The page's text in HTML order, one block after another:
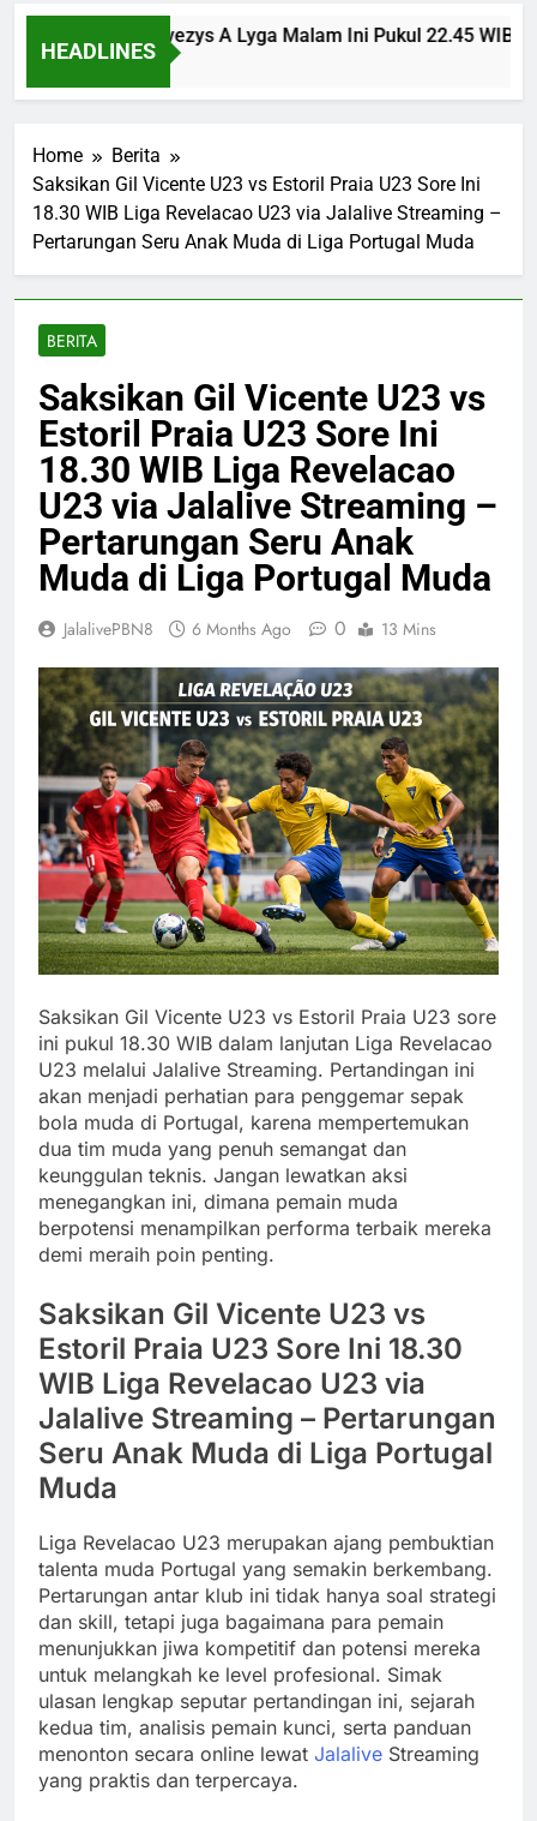
HEADLINES
vs Panevezys A Lyga Malam Ini Pukul 22.45 WIB
Home
Berita
Saksikan Gil Vicente U23 vs Estoril Praia U23 Sore Ini
18.30 WIB Liga Revelacao U23 via Jalalive Streaming –
Pertarungan Seru Anak Muda di Liga Portugal Muda
BERITA
Saksikan Gil Vicente U23 vs
Estoril Praia U23 Sore Ini
18.30 WIB Liga Revelacao
U23 via Jalalive Streaming –
Pertarungan Seru Anak
Muda di Liga Portugal Muda
JalalivePBN8 6 Months Ago 0 13 Mins
Saksikan Gil Vicente U23 vs Estoril Praia U23 sore
ini pukul 18.30 WIB dalam lanjutan Liga Revelacao
U23 melalui Jalalive Streaming. Pertandingan ini
akan menjadi perhatian para penggemar sepak
bola muda di Portugal, karena mempertemukan
dua tim muda yang penuh semangat dan
keunggulan teknis. Jangan lewatkan aksi
menegangkan ini, dimana pemain muda
berpotensi menampilkan performa terbaik mereka
demi meraih poin penting.
Saksikan Gil Vicente U23 vs
Estoril Praia U23 Sore Ini 18.30
WIB Liga Revelacao U23 via
Jalalive Streaming – Pertarungan
Seru Anak Muda di Liga Portugal
Muda
Liga Revelacao U23 merupakan ajang pembuktian
talenta muda Portugal yang semakin berkembang.
Pertarungan antar klub ini tidak hanya soal strategi
dan skill, tetapi juga bagaimana para pemain
menunjukkan jiwa kompetitif dan potensi mereka
untuk melangkah ke level profesional. Simak
ulasan lengkap seputar pertandingan ini, sejarah
kedua tim, analisis pemain kunci, serta panduan
menonton secara online lewat Jalalive Streaming
yang praktis dan terpercaya.